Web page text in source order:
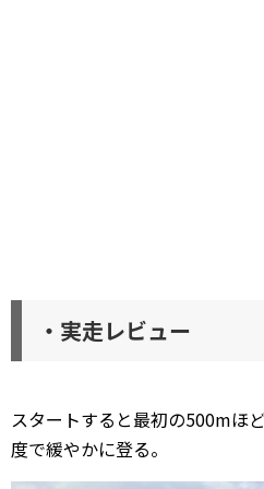
・実走レビュー
スタートすると最初の500mほ
度で緩やかに登る。